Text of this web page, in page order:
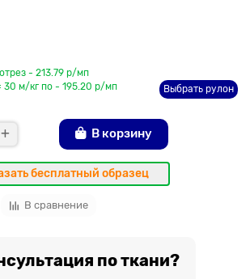
- 213.79 р/мп
30 м/кг по - 195.20 р/мп
Выбрать рулон
В корзину
бесплатный образец
В сравнение
по ткани?